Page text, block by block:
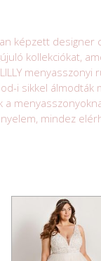
képzett designer
kollekciókat,
menyasszonyi
i sikkel álmodták
a
mindez